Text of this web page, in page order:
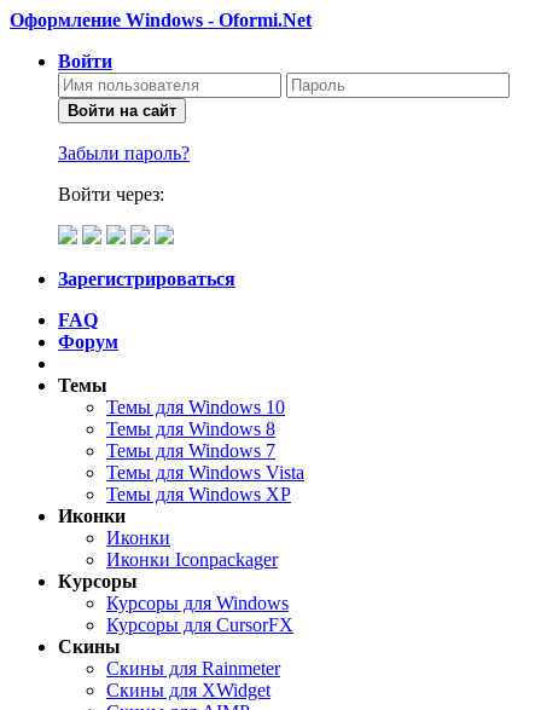
Оформление Windows - Oformi.Net
Войти
Войти на сайт
Забыли пароль?
Войти через:
Зарегистрироваться
FAQ
Форум
Темы
Темы для Windows 10
Темы для Windows 8
Темы для Windows 7
Темы для Windows Vista
Темы для Windows XP
Иконки
Иконки
Иконки Iconpackager
Курсоры
Курсоры для Windows
Курсоры для CursorFX
Скины
Скины для Rainmeter
Скины для XWidget